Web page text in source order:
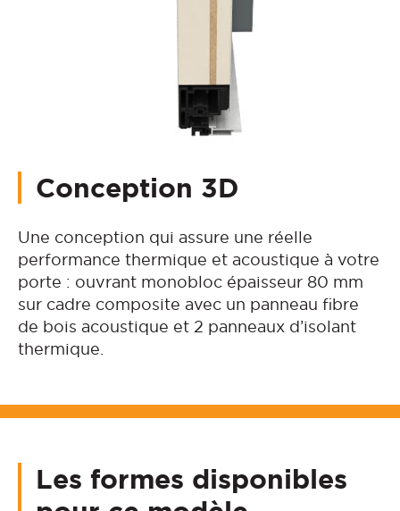
Conception 3D
Une conception qui assure une réelle
performance thermique et acoustique à votre
porte : ouvrant monobloc épaisseur 80 mm
sur cadre composite avec un panneau fibre
de bois acoustique et 2 panneaux d’isolant
thermique.
Les formes disponibles